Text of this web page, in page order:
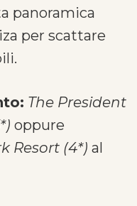
panoramica
per scattare
The President
oppure
Resort (4*) al